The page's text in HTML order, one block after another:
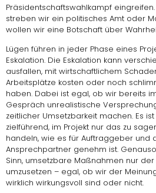
Präsidentschaftswahlkampf
streben wir ein politisches Amt oder
wollen wir eine Botschaft über
Lügen führen in jeder Phase eines
Eskalation. Die Eskalation kann
ausfallen, mit wirtschaftlichem
Arbeitsplätze kosten oder noch
haben. Dabei ist egal, ob wir bereits
Gespräch unrealistische
zeitlicher Umsetzbarkeit machen. Es
zielführend, im Projekt nur das zu
handeln, wie es für Auftraggeber und
Ansprechpartner genehm ist.
Sinn, umsetzbare Maßnahmen nur
umzusetzen – egal, ob wir der
wirklich wirkungsvoll sind oder nicht.